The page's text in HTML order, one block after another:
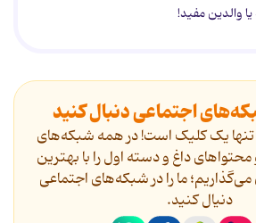
والدین مفید!
اجتماعی دنبال کنید
تنها یک کلیک است! در همه شبکه‌های
داغ و دسته اول را با بهترین
می‌گذاریم؛ ما را در شبکه‌های اجتماعی
دنیال کنید.